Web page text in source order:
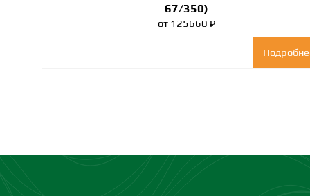
67/350)
от 125660 ₽